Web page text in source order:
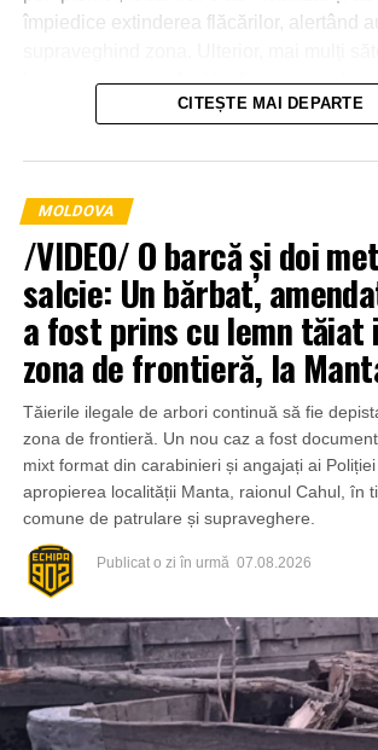
împiedice extinderea flăcărilor, alertând
la intervenție, punând la dispoziția
agricolă și transportând apă pentru
Din fericire, nimeni nu a avut de suferit,
CITEȘTE MAI DEPARTE
MOLDOVA
/VIDEO/ O barcă și doi
salcie: Un bărbat,
a fost prins cu lemn tăiat
zona de frontieră, la
Tăierile ilegale de arbori continuă să fie
zona de frontieră. Un nou caz a fost
mixt format din carabinieri și angajați ai
apropierea localității Manta, raionul Cahul, în
comune de patrulare și supraveghere.
Publicat o zi în urmă 07.08.2026